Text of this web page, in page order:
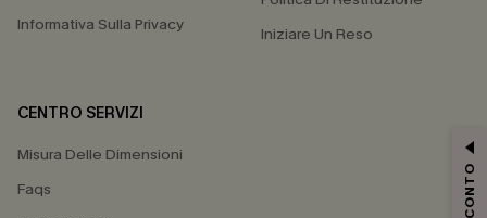
Informativa Sulla Privacy
Iniziare Un Reso
CENTRO SERVIZI
Misura Delle Dimensioni
Faqs